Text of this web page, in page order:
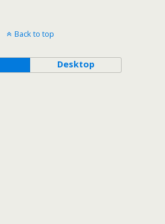
Back to top
Desktop